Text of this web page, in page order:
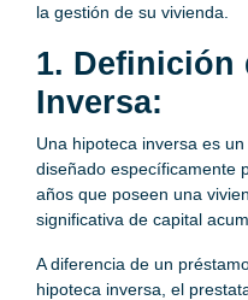
la gestión de su vivienda.
1. Definición
Inversa:
Una hipoteca inversa es
diseñado específicamente
años que poseen una
significativa de capital
A diferencia de un
hipoteca inversa, el